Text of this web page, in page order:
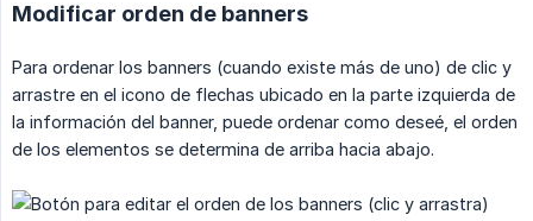
Modificar orden de banners
Para ordenar los banners (cuando existe más de uno) de clic y
arrastre en el icono de flechas ubicado en la parte izquierda de
la información del banner, puede ordenar como deseé, el orden
de los elementos se determina de arriba hacia abajo.